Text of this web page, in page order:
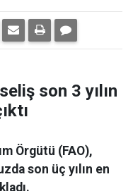
son 3 yılın
Örgütü (FAO),
son üç yılın en